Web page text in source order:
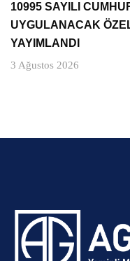
10995 SAYILI
UYGULANACAK
YAYIMLANDI
3 Ağustos 2026